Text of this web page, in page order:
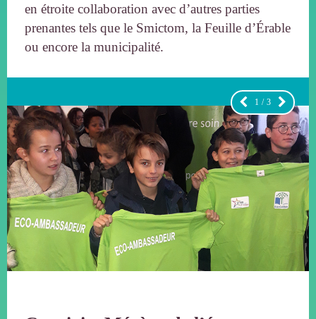
en étroite collaboration avec d’autres parties
prenantes tels que le Smictom, la Feuille d’Érable
ou encore la municipalité.
1 / 3